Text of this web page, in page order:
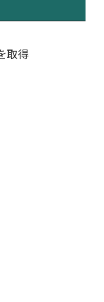
取得